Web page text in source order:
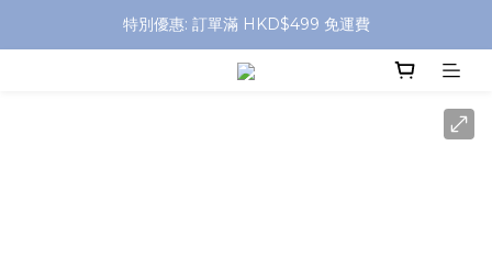
特別優惠: 訂單滿 HKD$499 免運費
特別優惠: 訂單滿 HKD$499 免運費
門店自取 任何消費免運費